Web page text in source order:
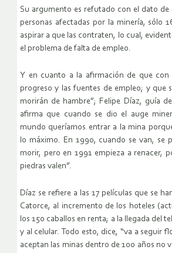
Su argumento es refutado con el dato de
personas afectadas por la minería, sólo
aspirar a que las contraten, lo cual,
el problema de falta de empleo.
Y en cuanto a la afirmación de que con
progreso y las fuentes de empleo; y que
morirán de hambre”; Felipe Díaz, guía
afirma que cuando se dio el auge
mundo queríamos entrar a la mina
lo máximo. En 1990, cuando se van, se
morir, pero en 1991 empieza a renacer,
piedras valen”.
Díaz se refiere a las 17 películas que se
Catorce, al incremento de los hoteles
los 150 caballos en renta; a la llegada del
y al celular. Todo esto, dice, “va a seguir
aceptan las minas dentro de 100 años no